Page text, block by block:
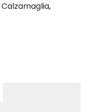
Calzamaglia,